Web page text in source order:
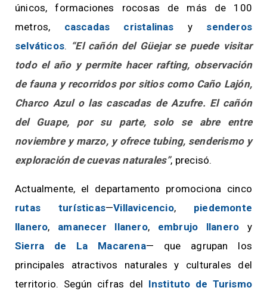
únicos, formaciones rocosas de más de 100
metros, cascadas cristalinas y senderos
selváticos. “El cañón del Güejar se puede visitar
todo el año y permite hacer rafting, observación
de fauna y recorridos por sitios como Caño Lajón,
Charco Azul o las cascadas de Azufre. El cañón
del Guape, por su parte, solo se abre entre
noviembre y marzo, y ofrece tubing, senderismo y
exploración de cuevas naturales”, precisó.
Actualmente, el departamento promociona cinco
rutas turísticas—Villavicencio, piedemonte
llanero, amanecer llanero, embrujo llanero y
Sierra de La Macarena— que agrupan los
principales atractivos naturales y culturales del
territorio. Según cifras del Instituto de Turismo